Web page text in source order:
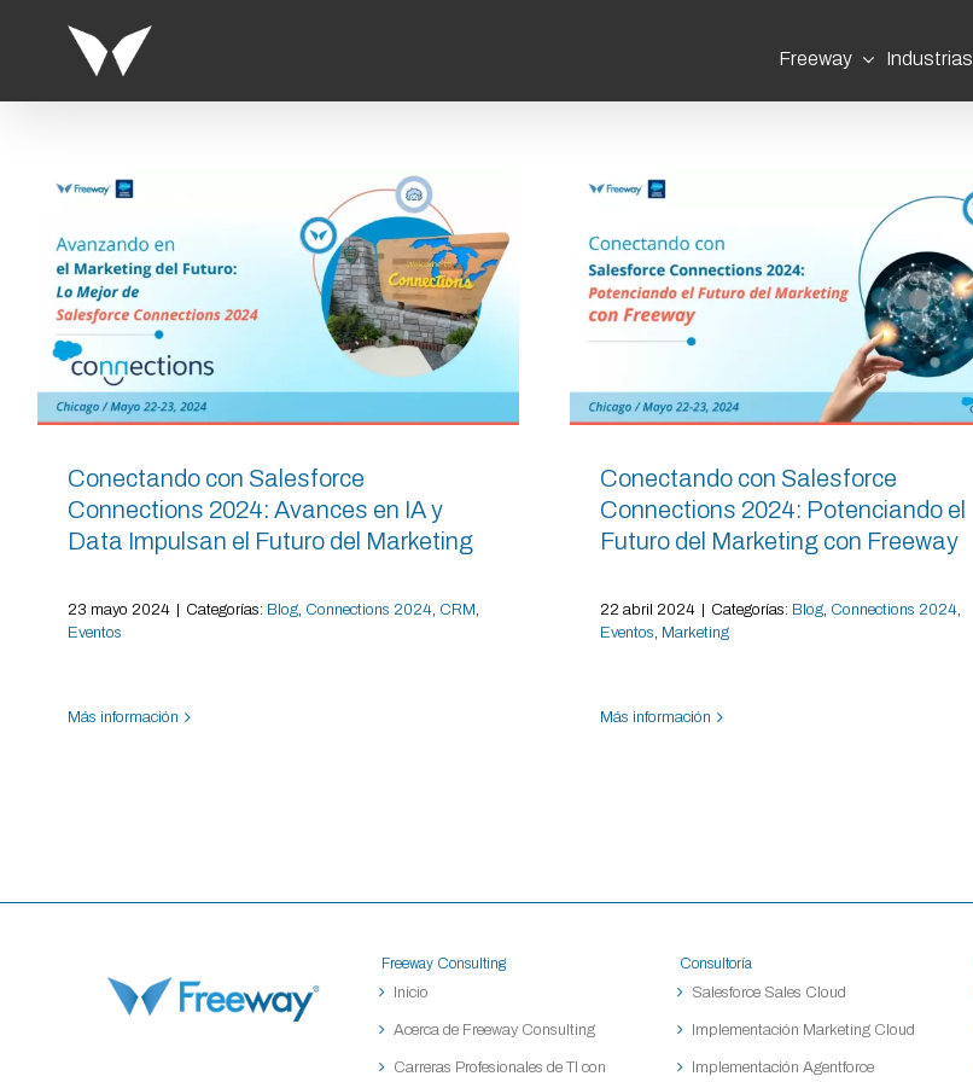
Freeway Industrias
Conectando con Salesforce
Connections 2024: Avances en IA y
Data Impulsan el Futuro del Marketing
23 mayo 2024 Categorías: Blog, Connections 2024, CRM ,
Eventos
Más información
Conectando con Salesforce
Connections 2024: Potenciando el
Futuro del Marketing con Freeway
22 abril 2024 Categorías: Blog, Connections 2024,
Eventos, Marketing
Más información
Freeway Consulting
Inicio
Acerca de Freeway Consulting
Carreras Profesionales de TI con
Consultoría
Salesforce Sales Cloud
Implementación Marketing Cloud
Implementación Agentforce